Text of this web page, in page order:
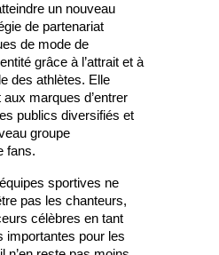
un nouveau
de partenariat
de mode de
grâce à l’attrait et à
des athlètes. Elle
marques d’entrer
publics diversifiés et
groupe
fans.
sportives ne
pas les chanteurs,
célèbres en tant
importantes pour les